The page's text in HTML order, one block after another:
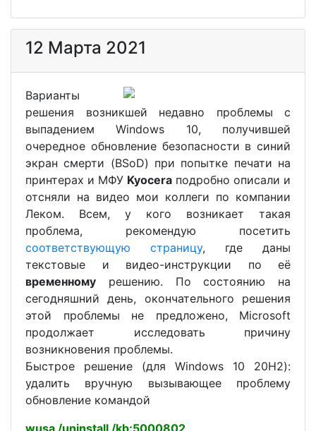
12 Марта 2021
Варианты
решения возникшей недавно проблемы с
выпадением Windows 10, получившей
очередное обновление безопасности в синий
экран смерти (BSoD) при попытке печати на
принтерах и МФУ Kyocera подробно описали и
отсняли на видео мои коллеги по компании
Леком. Всем, у кого возникает такая
проблема, рекомендую посетить
соответствующую страницу, где даны
текстовые и видео-инструкции по её
временному решению. По состоянию на
сегодняшний день, окончательного решения
этой проблемы не предложено, Microsoft
продолжает исследовать причину
возникновения проблемы.
Быстрое решение (для Windows 10 20H2):
удалить вручную вызывающее проблему
обновление командой
wusa /uninstall /kb:5000802